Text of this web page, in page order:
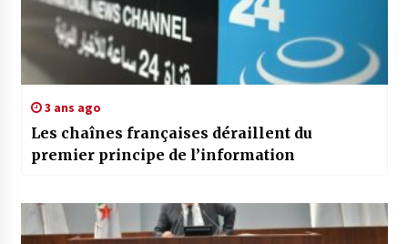
3 ans ago
Les chaînes françaises déraillent du
premier principe de l’information